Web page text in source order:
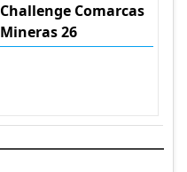
Challenge Comarcas
Mineras 26